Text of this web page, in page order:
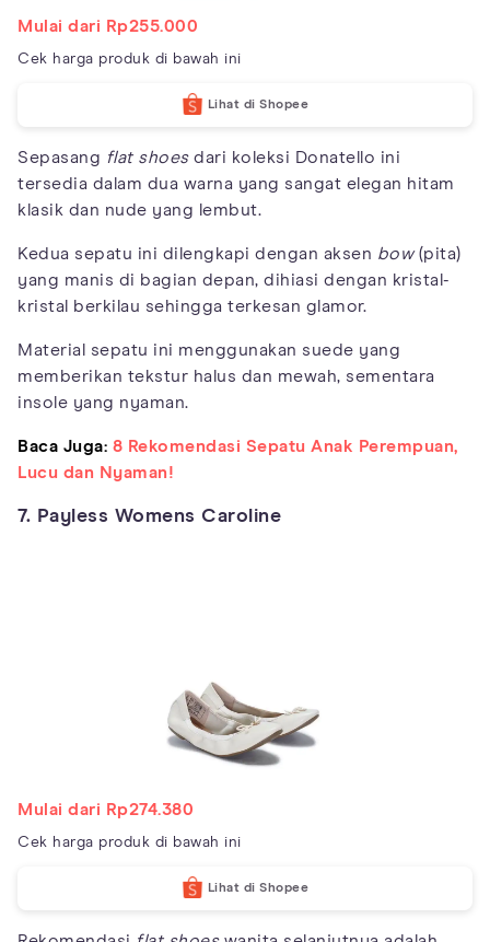
Mulai dari Rp255.000
Cek harga produk di bawah ini
Lihat di Shopee
Sepasang flat shoesdari koleksi Donatello ini
tersedia dalam dua warna yang sangat elegan hitam
klasik dan nude yang lembut.
Kedua sepatu ini dilengkapi dengan aksen bow(pita)
yang manis di bagian depan, dihiasi dengan kristal-
kristal berkilau sehingga terkesan glamor.
Material sepatu ini menggunakan suede yang
memberikan tekstur halus dan mewah, sementara
insole yang nyaman.
Baca Juga: 8 Rekomendasi Sepatu Anak Perempuan,
Lucu dan Nyaman!
7. Payless Womens Caroline
Mulai dari Rp274.380
Cek harga produk di bawah ini
Lihat di Shopee